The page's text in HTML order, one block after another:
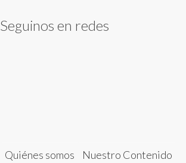
Seguinos en redes
Quiénes somos
Nuestro Contenido